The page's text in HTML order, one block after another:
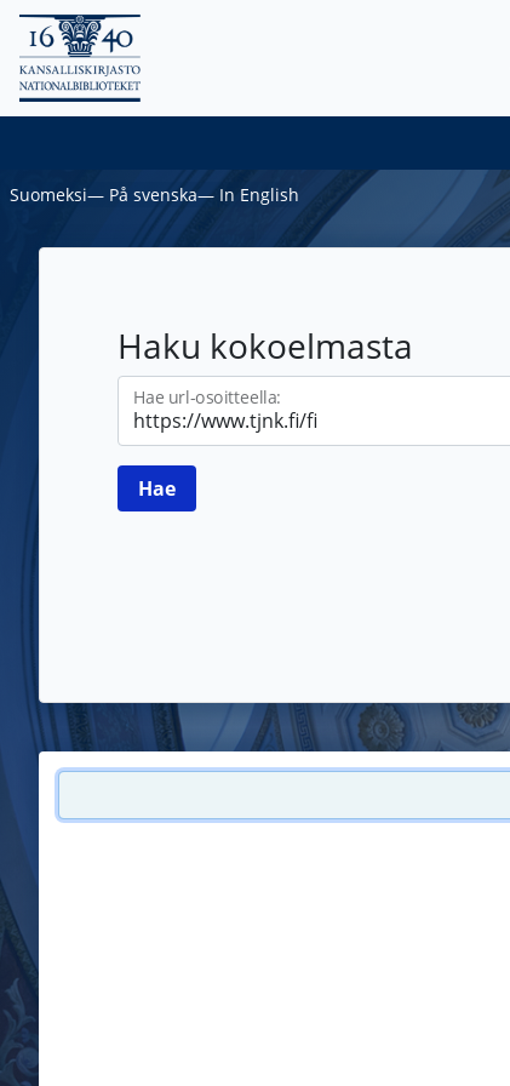
Suomeksi― På svenska― In English
Haku kokoelmasta
Hae url-osoitteella: